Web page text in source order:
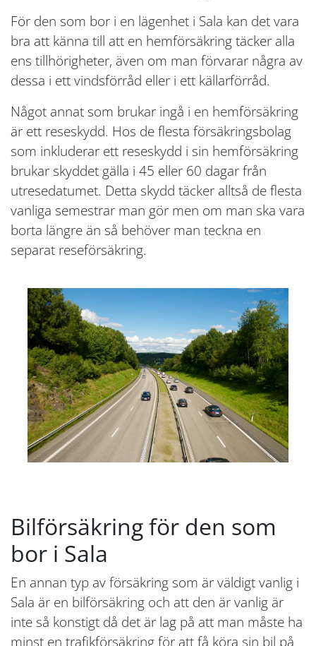
För den som bor i en lägenhet i Sala kan det vara
bra att känna till att en hemförsäkring täcker alla
ens tillhörigheter, även om man förvarar några av
dessa i ett vindsförråd eller i ett källarförråd.
Något annat som brukar ingå i en hemförsäkring
är ett reseskydd. Hos de flesta försäkringsbolag
som inkluderar ett reseskydd i sin hemförsäkring
brukar skyddet gälla i 45 eller 60 dagar från
utresedatumet. Detta skydd täcker alltså de flesta
vanliga semestrar man gör men om man ska vara
borta längre än så behöver man teckna en
separat reseförsäkring.
Bilförsäkring för den som
bor i Sala
En annan typ av försäkring som är väldigt vanlig i
Sala är en bilförsäkring och att den är vanlig är
inte så konstigt då det är lag på att man måste ha
minst en trafikförsäkring för att få köra sin bil på